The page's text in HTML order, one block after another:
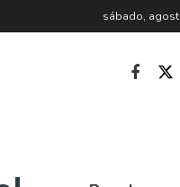
sábado,